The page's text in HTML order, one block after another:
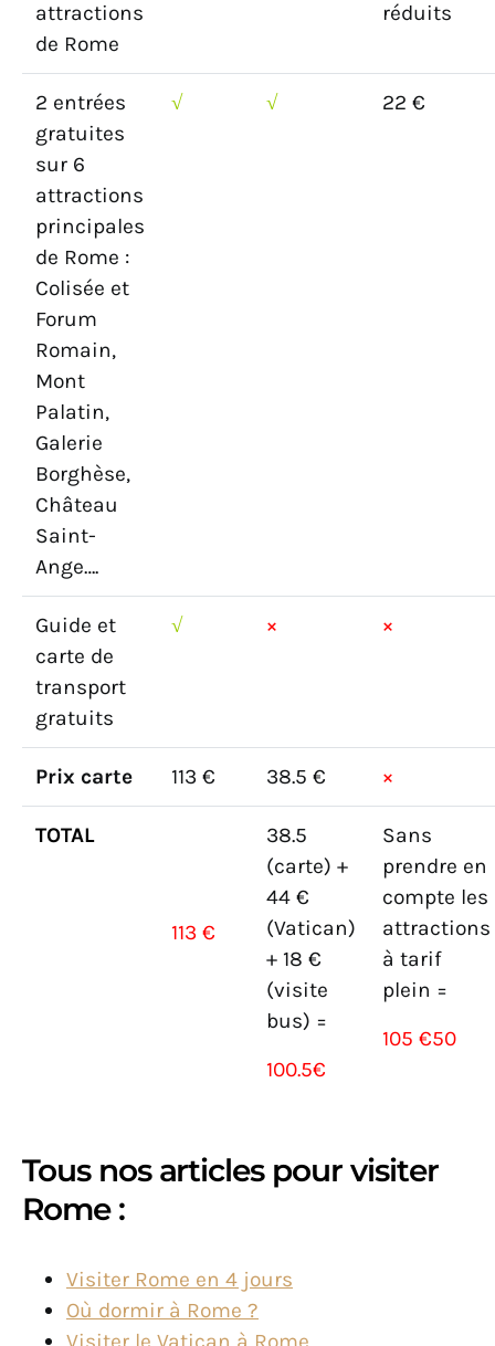
attractions
de Rome
réduits
2 entrées
gratuites
sur 6
attractions
principales
de Rome :
Colisée et
Forum
Romain,
Mont
Palatin,
Galerie
Borghèse,
Château
Saint-
Ange….
√ √ 22 €
Guide et
carte de
transport
gratuits
√ × ×
Prix carte 113 € 38.5 € ×
TOTAL
113 €
38.5
(carte) +
44 €
(Vatican)
+ 18 €
(visite
bus) =
100.5€
Sans
prendre en
compte les
attractions
à tarif
plein =
105 €50
Tous nos articles pour visiter
Rome :
Visiter Rome en 4 jours
Où dormir à Rome ?